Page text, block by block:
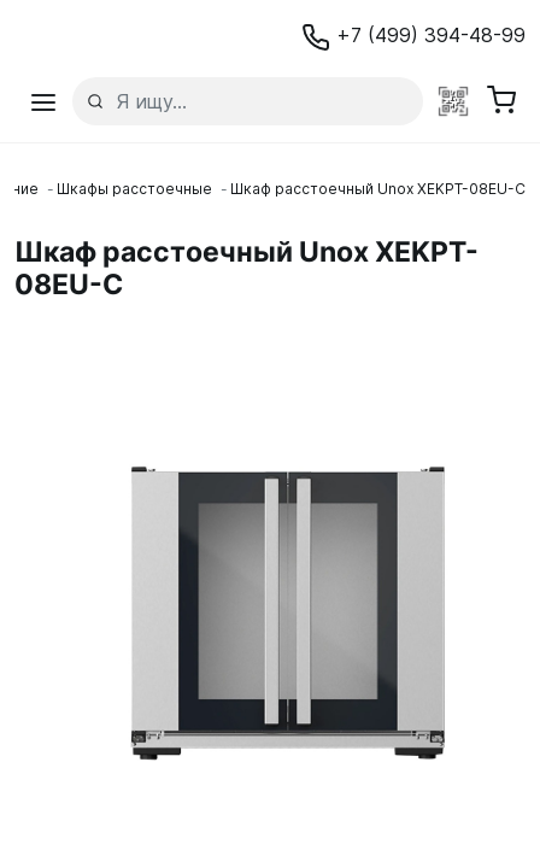
+7 (499) 394-48-99
Шкафы расстоечные Шкаф расстоечный Unox XEKPT-08EU-C
Шкаф расстоечный Unox XEKPT-
08EU-C